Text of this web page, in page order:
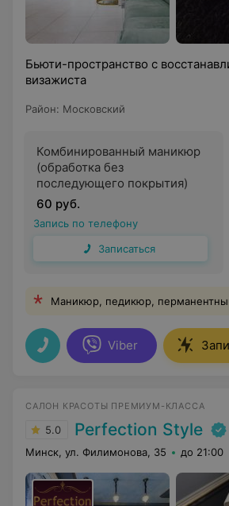
Бьюти-пространство с
визажиста
Район: Московский
Комбинированный маникюр
(обработка без
последующего покрытия)
60 руб.
Запись по телефону
Записаться
Маникюр, педикюр,
Viber
САЛОН КРАСОТЫ ПРЕМИУМ-КЛАССА
5.0 Perfection Style
Минск, ул. Филимонова, 35 до 21:00